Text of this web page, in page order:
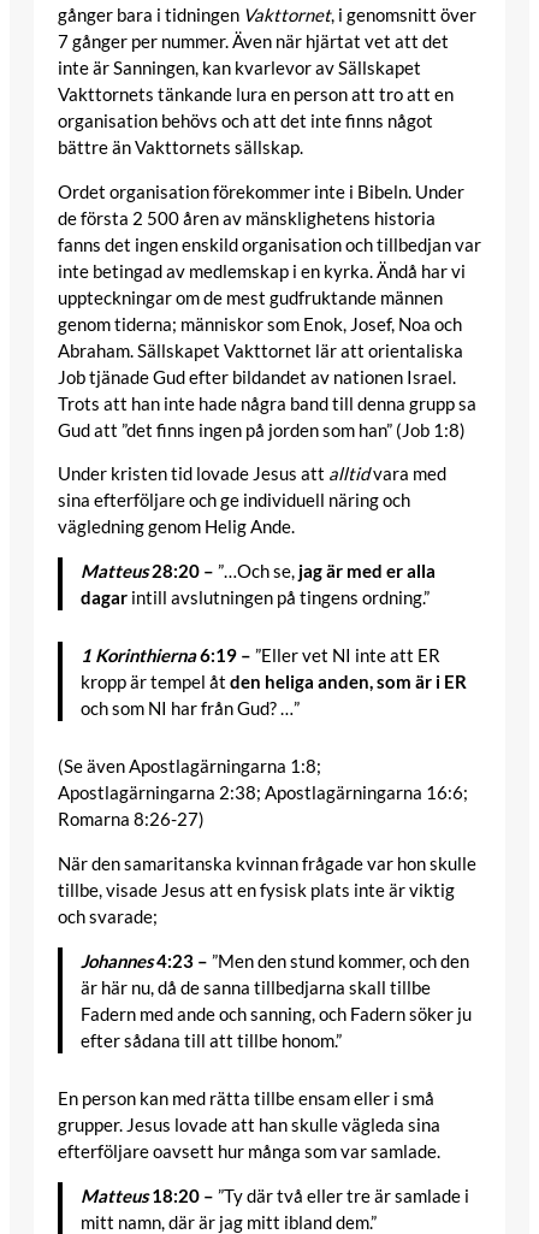
gånger bara i tidningen Vakttornet, i genomsnitt över
7 gånger per nummer. Även när hjärtat vet att det
inte är Sanningen, kan kvarlevor av Sällskapet
Vakttornets tänkande lura en person att tro att en
organisation behövs och att det inte finns något
bättre än Vakttornets sällskap.
Ordet organisation förekommer inte i Bibeln. Under
de första 2 500 åren av mänsklighetens historia
fanns det ingen enskild organisation och tillbedjan var
inte betingad av medlemskap i en kyrka. Ändå har vi
uppteckningar om de mest gudfruktande männen
genom tiderna; människor som Enok, Josef, Noa och
Abraham. Sällskapet Vakttornet lär att orientaliska
Job tjänade Gud efter bildandet av nationen Israel.
Trots att han inte hade några band till denna grupp sa
Gud att ”det finns ingen på jorden som han” (Job 1:8)
Under kristen tid lovade Jesus att alltidvara med
sina efterföljare och ge individuell näring och
vägledning genom Helig Ande.
Matteus28:20 – ”…Och se, jag är med er alla
dagarintill avslutningen på tingens ordning.”
1 Korinthierna6:19 – ”Eller vet NI inte att ER
kropp är tempel åt den heliga anden, som är i ER
och som NI har från Gud? …”
(Se även Apostlagärningarna 1:8;
Apostlagärningarna 2:38; Apostlagärningarna 16:6;
Romarna 8:26-27)
När den samaritanska kvinnan frågade var hon skulle
tillbe, visade Jesus att en fysisk plats inte är viktig
och svarade;
Johannes4:23 – ”Men den stund kommer, och den
är här nu, då de sanna tillbedjarna skall tillbe
Fadern med ande och sanning, och Fadern söker ju
efter sådana till att tillbe honom.”
En person kan med rätta tillbe ensam eller i små
grupper. Jesus lovade att han skulle vägleda sina
efterföljare oavsett hur många som var samlade.
Matteus18:20 – ”Ty där två eller tre är samlade i
mitt namn, där är jag mitt ibland dem.”